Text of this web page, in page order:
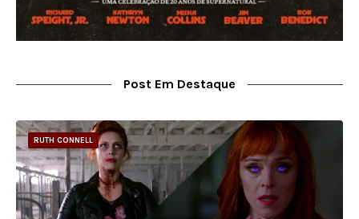
Post Em Destaque
RUTH CONNELL